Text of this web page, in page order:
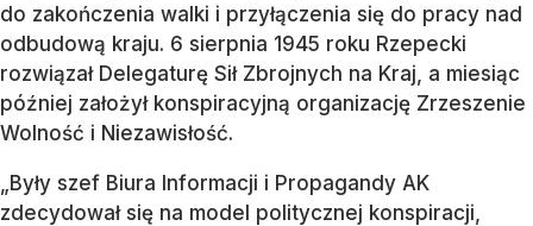
do zakończenia walki i przyłączenia się do pracy nad
odbudową kraju. 6 sierpnia 1945 roku Rzepecki
rozwiązał Delegaturę Sił Zbrojnych na Kraj, a miesiąc
później założył konspiracyjną organizację Zrzeszenie
Wolność i Niezawisłość.
„Były szef Biura Informacji i Propagandy AK
zdecydował się na model politycznej konspiracji,